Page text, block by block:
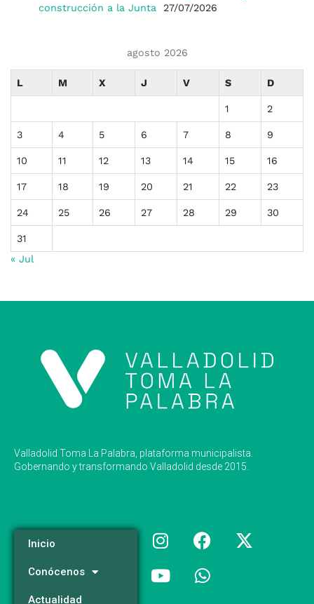
construcción a la Junta
27/07/2026
agosto 2026
L M X J V S D
1 2
3 4 5 6 7 8 9
10 11 12 13 14 15 16
17 18 19 20 21 22 23
24 25 26 27 28 29 30
31
« Jul
Valladolid Toma La Palabra, plataforma municipalista.
Gobernando y transformando Valladolid desde 2015.
Inicio
Conócenos
Actualidad